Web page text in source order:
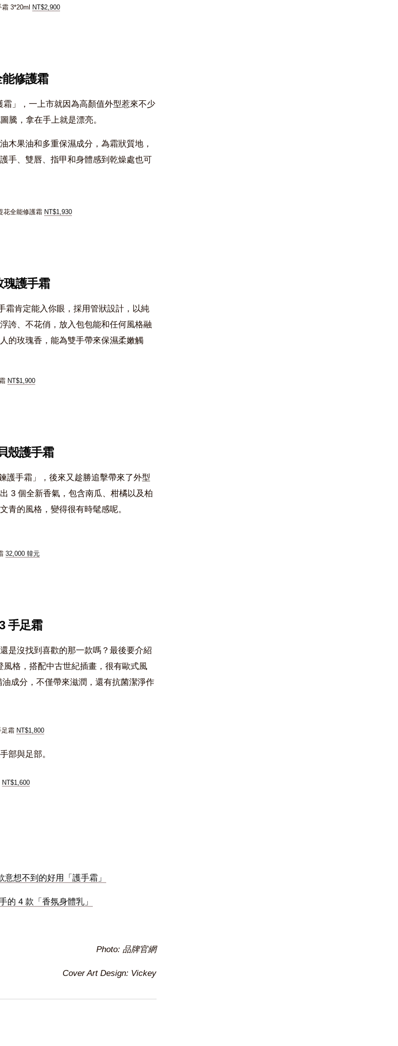
3*20ml NT$2,900
修護霜
」，一上市就因為高顏值外型惹來不少
騰，拿在手上就是漂亮。
木果油和多重保濕成分，為霜狀質地，
手、雙唇、指甲和身體感到乾燥處也可
花全能修護霜 NT$1,930
瑰護手霜
霜肯定能入你眼，採用管狀設計，以純
誇、不花俏，放入包包能和任何風格融
的玫瑰香，能為雙手帶來保濕柔嫩觸
NT$1,900
殼護手霜
護手霜」，後來又趁勝追擊帶來了外型
3 個全新香氣，包含南瓜、柑橘以及柏
青的風格，變得很有時髦感呢。
32,000 韓元
手足霜
是沒找到喜歡的那一款嗎？最後要介紹
風格，搭配中古世紀插畫，很有歐式風
成分，不僅帶來滋潤，還有抗菌潔淨作
足霜 NT$1,800
部與足部。
NT$1,600
想不到的好用「護手霜」
的 4 款「香氛身體乳」
Photo: 品牌官網
Cover Art Design: Vickey